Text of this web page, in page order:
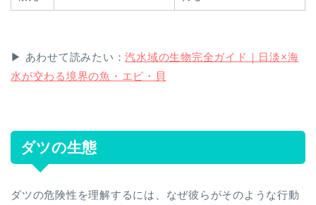
▶ あわせて読みたい：汽水域の生物完全ガイド｜日淡×海
水が交わる境界の魚・エビ・貝
ダツの生態
ダツの危険性を理解するには、なぜ彼らがそのような行動